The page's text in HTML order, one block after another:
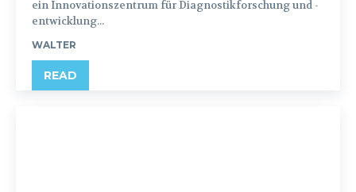
ein Innovationszentrum für Diagnostikforschung und -
entwicklung...
WALTER
READ